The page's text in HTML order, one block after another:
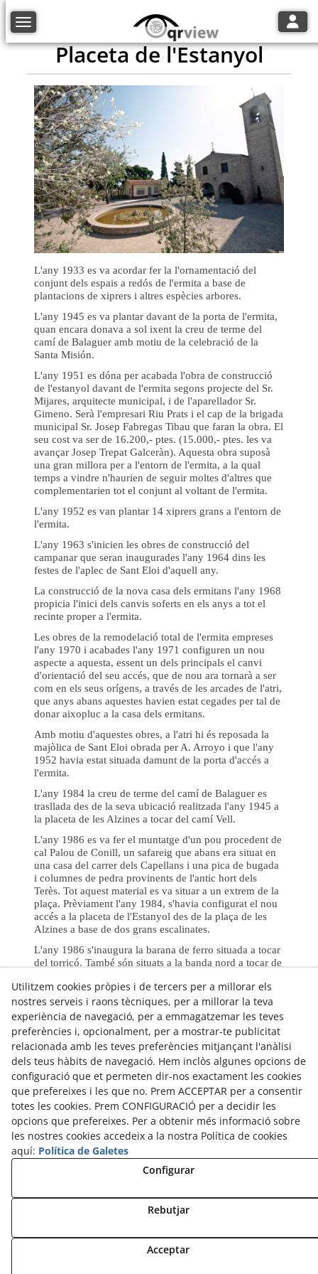
Toggle navigation
Placeta de l'Estanyol
L'any 1933 es va acordar fer la l'ornamentació del
conjunt dels espais a redós de l'ermita a base de
plantacions de xiprers i altres espècies arbores.
L'any 1945 es va plantar davant de la porta de l'ermita,
quan encara donava a sol ixent la creu de terme del
camí de Balaguer amb motiu de la celebració de la
Santa Misión.
L'any 1951 es dóna per acabada l'obra de construcció
de l'estanyol davant de l'ermita segons projecte del Sr.
Mijares, arquitecte municipal, i de l'aparellador Sr.
Gimeno. Serà l'empresari Riu Prats i el cap de la brigada
municipal Sr. Josep Fabregas Tibau que faran la obra. El
seu cost va ser de 16.200,- ptes. (15.000,- ptes. les va
avançar Josep Trepat Galceràn). Aquesta obra suposà
una gran millora per a l'entorn de l'ermita, a la qual
temps a vindre n'haurien de seguir moltes d'altres que
complementarien tot el conjunt al voltant de l'ermita.
L'any 1952 es van plantar 14 xiprers grans a l'entorn de
l'ermita.
L'any 1963 s'inicien les obres de construcció del
campanar que seran inaugurades l'any 1964 dins les
festes de l'aplec de Sant Eloi d'aquell any.
La construcció de la nova casa dels ermitans l'any 1968
propicia l'inici dels canvis soferts en els anys a tot el
recinte proper a l'ermita.
Les obres de la remodelació total de l'ermita empreses
l'any 1970 i acabades l'any 1971 configuren un nou
aspecte a aquesta, essent un dels principals el canvi
d'orientació del seu accés, que de nou ara tornarà a ser
com en els seus orígens, a través de les arcades de l'atri,
que anys abans aquestes havien estat cegades per tal de
donar aixopluc a la casa dels ermitans.
Amb motiu d'aquestes obres, a l'atri hi és reposada la
majòlica de Sant Eloi obrada per A. Arroyo i que l'any
1952 havia estat situada damunt de la porta d'accés a
l'ermita.
L'any 1984 la creu de terme del camí de Balaguer es
trasllada des de la seva ubicació realitzada l'any 1945 a
la placeta de les Alzines a tocar del camí Vell.
L'any 1986 es va fer el muntatge d'un pou procedent de
cal Palou de Conill, un safareig que abans era situat en
una casa del carrer dels Capellans i una pica de bugada
i columnes de pedra provinents de l'antic hort dels
Terès. Tot aquest material es va situar a un extrem de la
plaça. Prèviament l'any 1984, s'havia configurat el nou
accés a la placeta de l'Estanyol des de la plaça de les
Alzines a base de dos grans escalinates.
L'any 1986 s'inaugura la barana de ferro situada a tocar
del torricó. També són situats a la banda nord a tocar de
A principis del segle XXI es van arranjar els accessos a
les mirandes de llevant i a la de migdia atès l'estat de
degradació que patien.
Foto: Josep M. Martí
Més informació a:www.amicsarbre.cat
© 08/2026 QR View - Tots els drets reservats.
Política de Privacitat
Utilitzem cookies pròpies i de tercers per a millorar els
nostres serveis i raons tècniques, per a millorar la teva
experiència de navegació, per a emmagatzemar les teves
preferències i, opcionalment, per a mostrar-te publicitat
relacionada amb les teves preferències mitjançant l'anàlisi
dels teus hàbits de navegació. Hem inclòs algunes opcions de
configuració que et permeten dir-nos exactament les cookies
que prefereixes i les que no. Prem ACCEPTAR per a consentir
totes les cookies. Prem CONFIGURACIÓ per a decidir les
opcions que prefereixes. Per a obtenir més informació sobre
les nostres cookies accedeix a la nostra Política de cookies
aquí: Política de Galetes
Configurar
Rebutjar
Acceptar